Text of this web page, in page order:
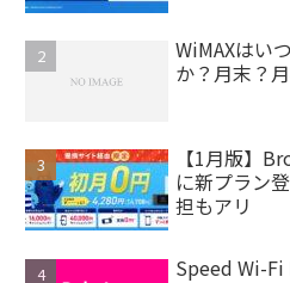
WiMAXはい
か？月末？
【1月版】
に新プラン
担もアリ
Speed Wi-Fi